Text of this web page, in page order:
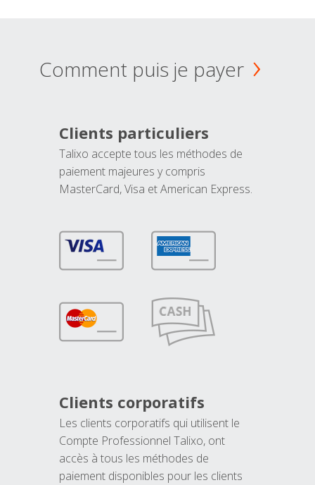
Comment puis je payer
Clients particuliers
Talixo accepte tous les méthodes de
paiement majeures y compris
MasterCard, Visa et American Express.
Clients corporatifs
Les clients corporatifs qui utilisent le
Compte Professionnel Talixo, ont
accès à tous les méthodes de
paiement disponibles pour les clients